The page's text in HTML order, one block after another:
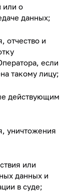
о
данных;
и
если
такому лицу;
действующим
уничтожения
или
данных и
в суде;